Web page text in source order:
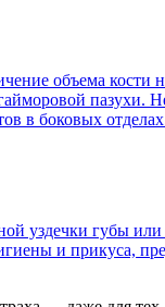
объема кости
пазухи.
в боковых
уздечки губы
и прикуса,